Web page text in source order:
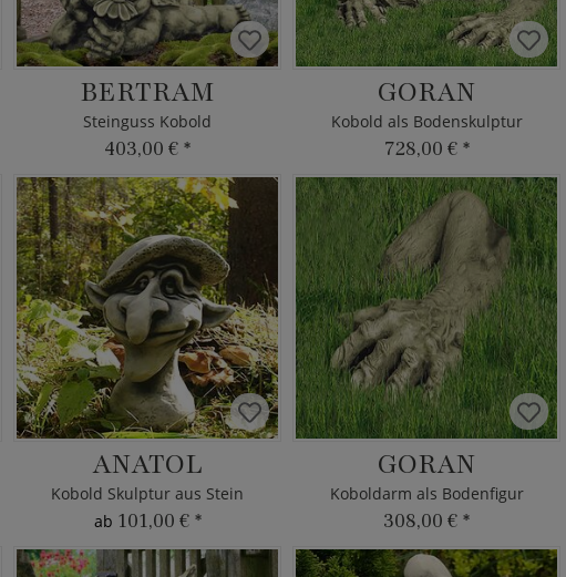
BERTRAM
Steinguss Kobold
403,00 € *
GORAN
Kobold als Bodenskulptur
728,00 € *
ANATOL
Kobold Skulptur aus Stein
ab 101,00 € *
GORAN
Koboldarm als Bodenfigur
308,00 € *